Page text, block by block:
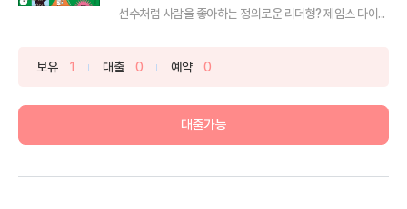
선수처럼 사람을 좋아하는 정의로운 리더형? 제임스 다이...
보유 1 대출 0 예약 0
대출가능